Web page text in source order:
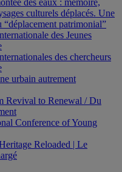
culturels déplacés. Une
“déplacement patrimonial”
des Jeunes
des chercheurs
urbain autrement
Revival to Renewal / Du
Conference of Young
Reloaded | Le